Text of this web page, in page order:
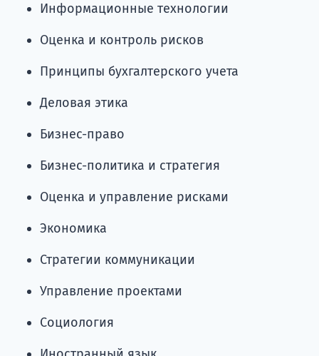
Информационные технологии
Оценка и контроль рисков
Принципы бухгалтерского учета
Деловая этика
Бизнес-право
Бизнес-политика и стратегия
Оценка и управление рисками
Экономика
Стратегии коммуникации
Управление проектами
Социология